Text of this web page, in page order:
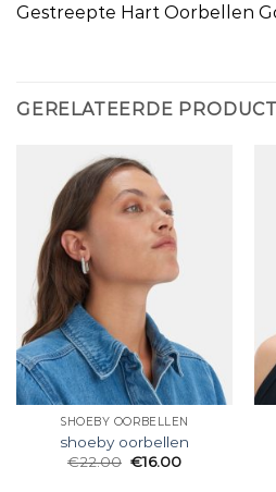
Gestreepte Hart Oorbellen
GERELATEERDE
SHOEBY OORBELLEN
shoeby oorbellen
€22.00 €16.00